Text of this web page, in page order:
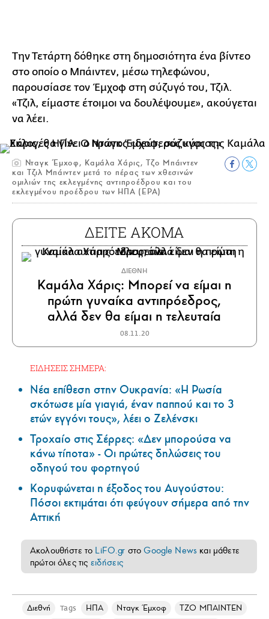
Την Τετάρτη δόθηκε στη δημοσιότητα ένα βίντεο
στο οποίο ο Μπάιντεν, μέσω τηλεφώνου,
παρουσίασε τον Έμχοφ στη σύζυγό του, Τζιλ.
«Τζιλ, είμαστε έτοιμοι να δουλέψουμε», ακούγεται
να λέει.
Νταγκ Έμχοφ, Καμάλα Χάρις, Τζο Μπάιντεν
και Τζιλ Μπάιντεν μετά το πέρας των χθεσινών
ομιλιών της εκλεγμένης αντιπροέδρου και του
εκλεγμένου προέδρου των ΗΠΑ (ΕΡΑ)
ΔΕΙΤΕ ΑΚΟΜΑ
ΔΙΕΘΝΗ
Καμάλα Χάρις: Μπορεί να είμαι η
πρώτη γυναίκα αντιπρόεδρος,
αλλά δεν θα είμαι η τελευταία
08.11.20
ΕΙΔΗΣΕΙΣ ΣΗΜΕΡΑ:
Νέα επίθεση στην Ουκρανία: «Η Ρωσία
σκότωσε μία γιαγιά, έναν παππού και το 3
ετών εγγόνι τους», λέει ο Ζελένσκι
Τροχαίο στις Σέρρες: «Δεν μπορούσα να
κάνω τίποτα» - Οι πρώτες δηλώσεις του
οδηγού του φορτηγού
Κορυφώνεται η έξοδος του Αυγούστου:
Πόσοι εκτιμάται ότι φεύγουν σήμερα από την
Αττική
Ακολουθήστε το LiFO.gr στοGoogle News και μάθετε
πρώτοι όλες τις ειδήσεις
Διεθνή Tags ΗΠΑ Νταγκ Έμχοφ
ΤΖΟ ΜΠΑΙΝΤΕΝ